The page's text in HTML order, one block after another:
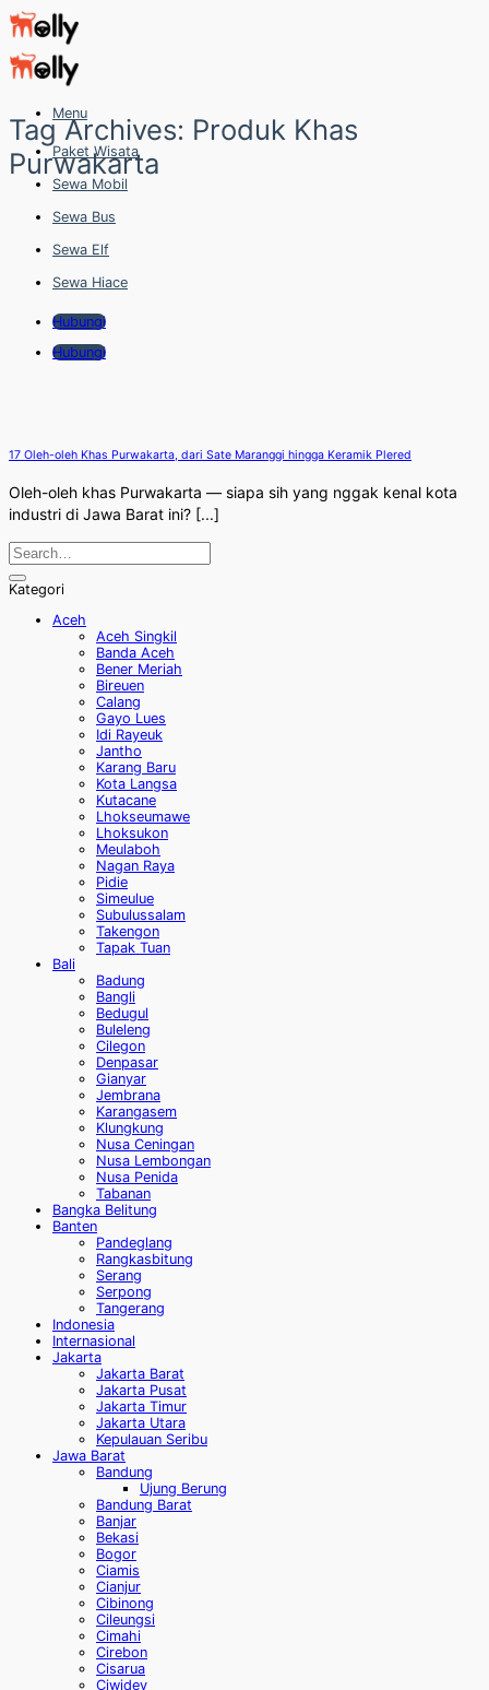
Skip
to
content
Menu
Paket Wisata
Sewa Mobil
Sewa Bus
Sewa Elf
Sewa Hiace
Hubungi
Hubungi
Tag Archives: Produk Khas
Purwakarta
17 Oleh-oleh Khas Purwakarta, dari Sate Maranggi hingga Keramik Plered
Oleh-oleh khas Purwakarta — siapa sih yang nggak kenal kota
industri di Jawa Barat ini? [...]
Kategori
Aceh
Aceh Singkil
Banda Aceh
Bener Meriah
Bireuen
Calang
Gayo Lues
Idi Rayeuk
Jantho
Karang Baru
Kota Langsa
Kutacane
Lhokseumawe
Lhoksukon
Meulaboh
Nagan Raya
Pidie
Simeulue
Subulussalam
Takengon
Tapak Tuan
Bali
Badung
Bangli
Bedugul
Buleleng
Cilegon
Denpasar
Gianyar
Jembrana
Karangasem
Klungkung
Nusa Ceningan
Nusa Lembongan
Nusa Penida
Tabanan
Bangka Belitung
Banten
Pandeglang
Rangkasbitung
Serang
Serpong
Tangerang
Indonesia
Internasional
Jakarta
Jakarta Barat
Jakarta Pusat
Jakarta Timur
Jakarta Utara
Kepulauan Seribu
Jawa Barat
Bandung
Ujung Berung
Bandung Barat
Banjar
Bekasi
Bogor
Ciamis
Cianjur
Cibinong
Cileungsi
Cimahi
Cirebon
Cisarua
Ciwidey